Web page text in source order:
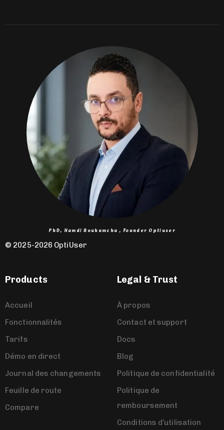
PhD, Hamdi Boukamcha , Founder Optiuser
© 2025-2026 OptiUser ​
Products
Accueil
Fonctionnalités
Tarifs
Démo en direct
Journal des changements
Feuille de route
Compare
Legal & Trust
À propos
Contact et support
Docs
Blog
Politique de confidentialité
Politique de
remboursement
Conditions d’utilisation